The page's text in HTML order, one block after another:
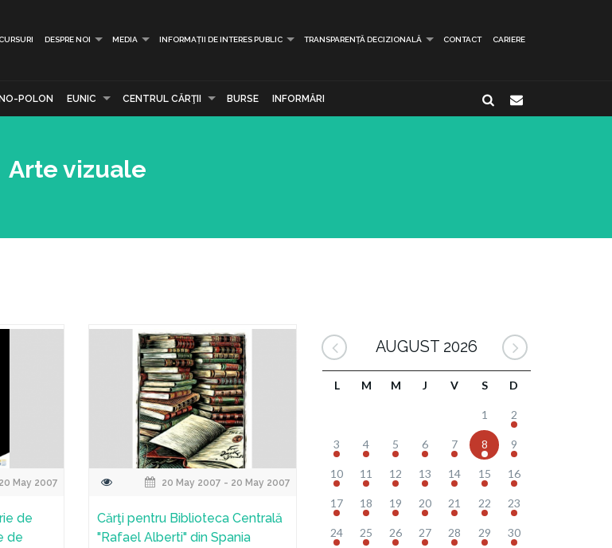
DESPRE NOI MEDIA INFORMAȚII DE INTERES PUBLIC TRANSPARENȚĂ DECIZIONALĂ CONTACT CARIERE
POLON EUNIC CENTRUL CĂRŢII BURSE INFORMĂRI
Arte vizuale
May 2007
de
de
20 May 2007 - 20 May 2007
Cărţi pentru Biblioteca Centrală
"Rafael Alberti" din Spania
AUGUST 2026
L M M J V S D
1 2
3 4 5 6 7 8 9
10 11 12 13 14 15 16
17 18 19 20 21 22 23
24 25 26 27 28 29 30